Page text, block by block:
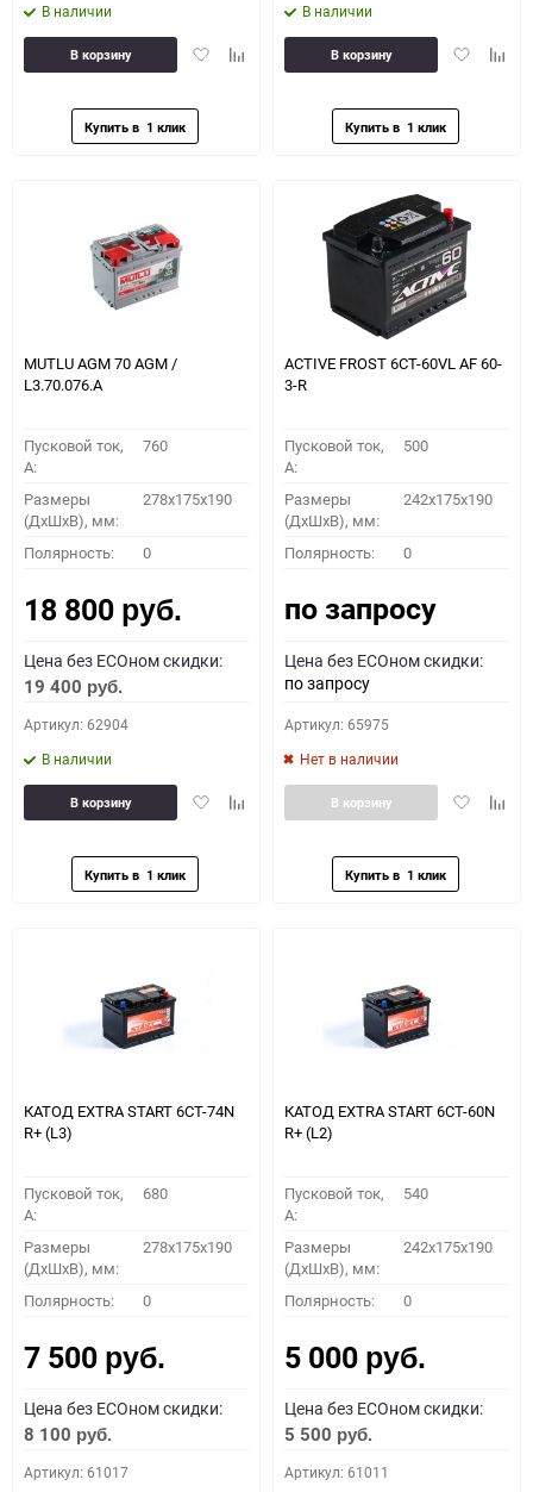
В наличии
ДобавитьДобавить
В корзину
В наличии
Добавить
В корзину
MUTLU AGM 70 AGM /
L3.70.076.A
Пусковой ток,
A:
760
Размеры
(ДхШхВ), мм:
278x175x190
Полярность: 0
18 800 руб.
Цена без ECOном скидки:
19 400 руб.
Артикул: 62904
В наличии
ДобавитьДобавить
В корзину
ACTIVE FROST 6СТ-60VL АF 60-
3-R
Пусковой ток,
A:
500
Размеры
(ДхШхВ), мм:
242x175x190
Полярность: 0
по запросу
Цена без ECOном скидки:
по запросу
Артикул: 65975
Нет в наличии
Добавить
В корзину
КАТОД EXTRA START 6СТ-74N
R+ (L3)
Пусковой ток,
A:
680
Размеры
(ДхШхВ), мм:
278x175x190
Полярность: 0
7 500 руб.
Цена без ECOном скидки:
8 100 руб.
Артикул: 61017
КАТОД EXTRA START 6СТ-60N
R+ (L2)
Пусковой ток,
A:
540
Размеры
(ДхШхВ), мм:
242x175x190
Полярность: 0
5 000 руб.
Цена без ECOном скидки:
5 500 руб.
Артикул: 61011